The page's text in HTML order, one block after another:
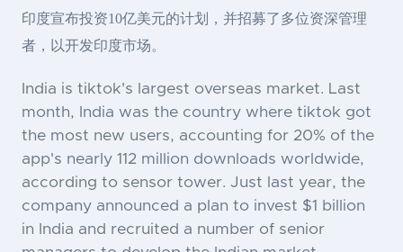
印度宣布投资10亿美元的计划，并招募了多位资深管理
者，以开发印度市场。
India is tiktok's largest overseas market. Last
month, India was the country where tiktok got
the most new users, accounting for 20% of the
app's nearly 112 million downloads worldwide,
according to sensor tower. Just last year, the
company announced a plan to invest $1 billion
in India and recruited a number of senior